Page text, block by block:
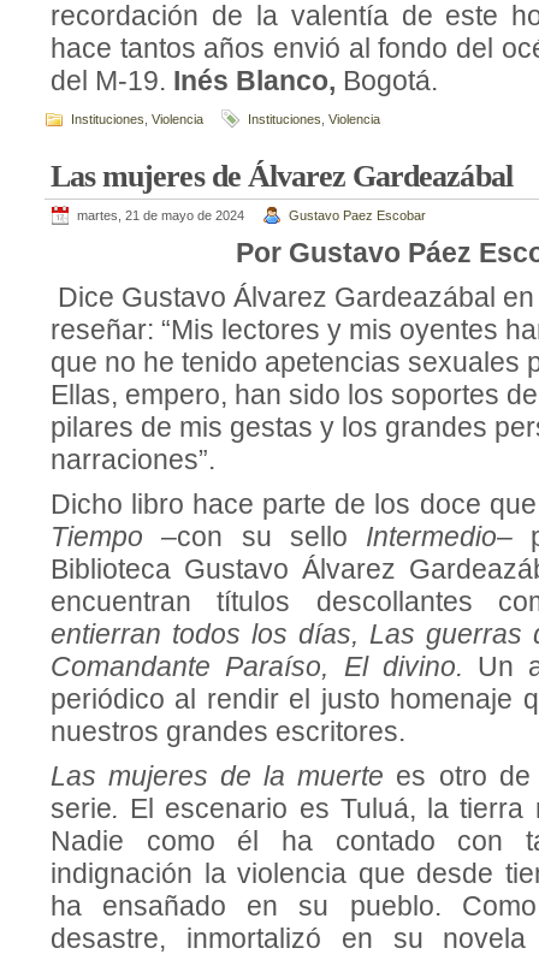
recordación de la valentía de este
hace tantos años envió al fondo del
del M-19. Inés Blanco, Bogotá.
Instituciones Violencia Instituciones Violencia
Las mujeres de Álvarez Gardeazábal
martes, 21 de mayo de 2024 Gustavo Paez Escobar
Por Gustavo Páez
Dice Gustavo Álvarez Gardeazábal
reseñar: “Mis lectores y mis oyentes
que no he tenido apetencias sexuales
Ellas, empero, han sido los soportes
pilares de mis gestas y los grandes
narraciones”.
Dicho libro hace parte de los doce
Tiempo–con su sello Intermedio–
Biblioteca Gustavo Álvarez
encuentran títulos descollantes
entierran todos los días, Las guerras
Comandante Paraíso, El divino. Un
periódico al rendir el justo homenaje
nuestros grandes escritores.
Las mujeres de la muerte es otro
serie. El escenario es Tuluá, la tierra
Nadie como él ha contado con
indignación la violencia que desde
ha ensañado en su pueblo.
desastre, inmortalizó en su